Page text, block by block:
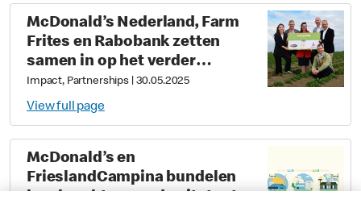
McDonald’s Nederland, Farm
Frites en Rabobank zetten
samen in op het verder
verduurzamen van de
Nederlandse aardappelketen
Landbouw
Impact, Partnerships 30.05.2025
View full page
McDonald’s en
FrieslandCampina bundelen